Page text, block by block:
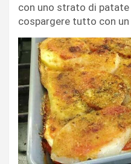
con uno strato di
cospargere tutto con